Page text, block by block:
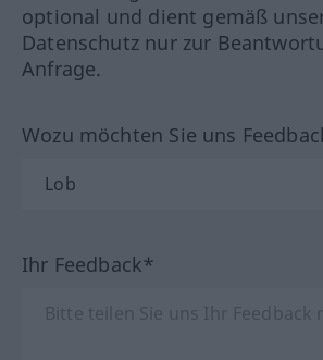
optional und dient gemäß
Datenschutz nur zur
Anfrage.
Wozu möchten Sie uns
Ihr Feedback*